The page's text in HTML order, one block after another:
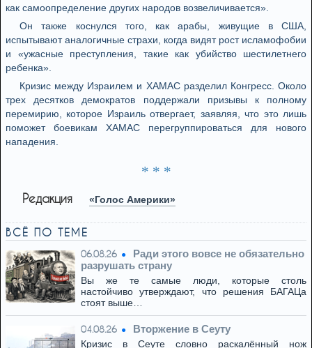
как самоопределение других народов возвеличивается».
Он также коснулся того, как арабы, живущие в США,
испытывают аналогичные страхи, когда видят рост исламофобии
и «ужасные преступления, такие как убийство шестилетнего
ребенка».
Кризис между Израилем и ХАМАС разделил Конгресс. Около
трех десятков демократов поддержали призывы к полному
перемирию, которое Израиль отвергает, заявляя, что это лишь
поможет боевикам ХАМАС перегруппироваться для нового
нападения.
* * *
Редакция «Голос Америки»
ВСЁ ПО ТЕМЕ
06.08.26
Ради этого вовсе не обязательно
разрушать страну
Вы же те самые люди, которые столь
настойчиво утверждают, что решения БАГАЦа
стоят выше…
04.08.26 Вторжение в Сеуту
Кризис в Сеуте словно раскалённый нож